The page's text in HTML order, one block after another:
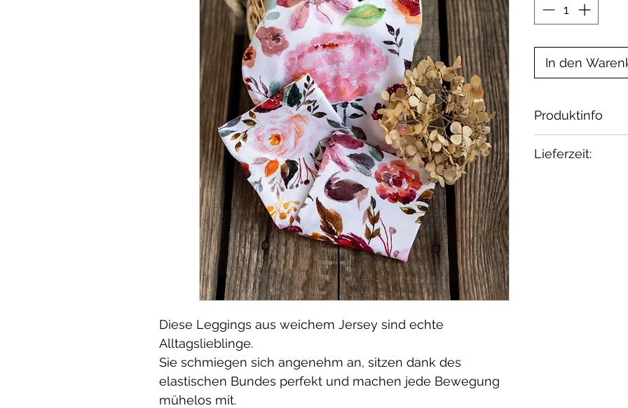
Diese Leggings aus weichem Jersey sind echte
Alltagslieblinge.
Sie schmiegen sich angenehm an, sitzen dank des
elastischen Bundes perfekt und machen jede Bewegung
mühelos mit.
In den
Produktinfo
Elasthan
Lieferzeit: